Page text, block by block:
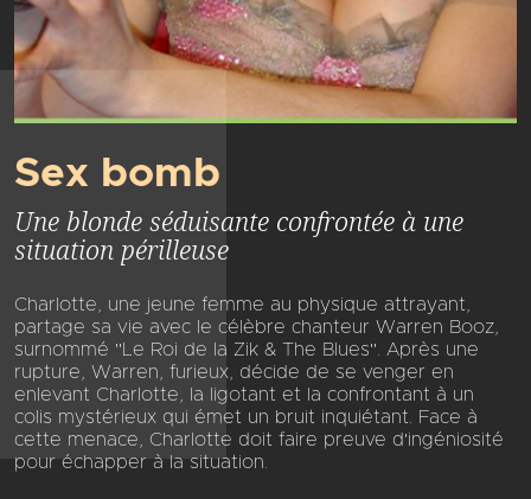
Sex bomb
Une blonde séduisante confrontée à une
situation périlleuse
Charlotte, une jeune femme au physique attrayant,
partage sa vie avec le célèbre chanteur Warren Booz,
surnommé "Le Roi de la Zik & The Blues". Après une
rupture, Warren, furieux, décide de se venger en
enlevant Charlotte, la ligotant et la confrontant à un
colis mystérieux qui émet un bruit inquiétant. Face à
cette menace, Charlotte doit faire preuve d'ingéniosité
pour échapper à la situation.